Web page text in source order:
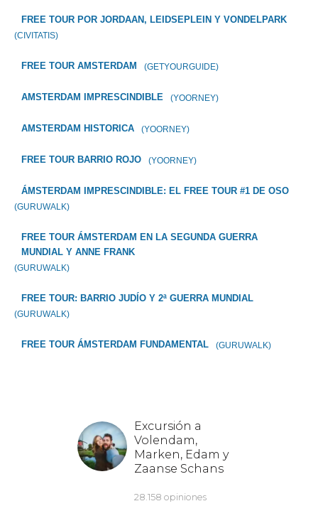
FREE TOUR POR JORDAAN, LEIDSEPLEIN Y VONDELPARK
(CIVITATIS)
FREE TOUR AMSTERDAM (GETYOURGUIDE)
AMSTERDAM IMPRESCINDIBLE (YOORNEY)
AMSTERDAM HISTORICA (YOORNEY)
FREE TOUR BARRIO ROJO (YOORNEY)
ÁMSTERDAM IMPRESCINDIBLE: EL FREE TOUR #1 DE OSO
(GURUWALK)
FREE TOUR ÁMSTERDAM EN LA SEGUNDA GUERRA
MUNDIAL Y ANNE FRANK
(GURUWALK)
FREE TOUR: BARRIO JUDÍO Y 2ª GUERRA MUNDIAL
(GURUWALK)
FREE TOUR ÁMSTERDAM FUNDAMENTAL (GURUWALK)